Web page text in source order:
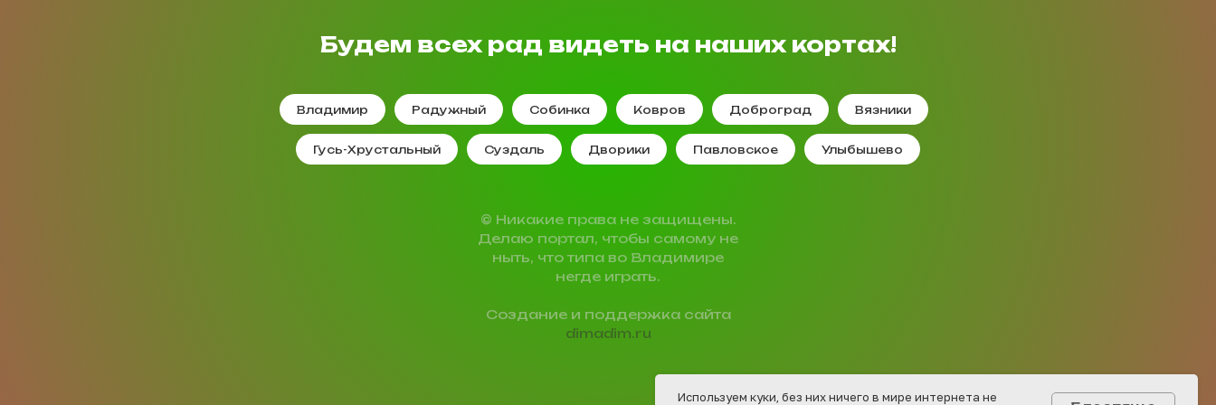
Будем всех рад видеть на наших кортах!
Владимир Радужный Собинка Ковров Доброград Вязники
Гусь-Хрустальный Суздаль Дворики Павловское Улыбышево
© Никакие права не защищены.
Делаю портал, чтобы самому не
ныть, что типа во Владимире
негде играть.
Создание и поддержка сайта
dimadim.ru
Используем куки, без них ничего в мире интернета не